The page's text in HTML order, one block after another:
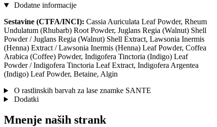
Dodatne informacije
Sestavine (CTFA/INCI): Cassia Auriculata Leaf Powder, Rheum
Undulatum (Rhubarb) Root Powder, Juglans Regia (Walnut) Shell
Powder / Juglans Regia (Walnut) Shell Extract, Lawsonia Inermis
(Henna) Extract / Lawsonia Inermis (Henna) Leaf Powder, Coffea
Arabica (Coffee) Powder, Indigofera Tinctoria (Indigo) Leaf
Powder / Indigofera Tinctoria Leaf Extract, Indigofera Argentea
(Indigo) Leaf Powder, Betaine, Algin
O rastlinskih barvah za lase znamke SANTE
Dodatki
Mnenje naših strank